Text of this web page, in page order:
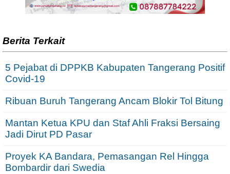
Berita Terkait
5 Pejabat di DPPKB Kabupaten Tangerang Positif
Covid-19
Ribuan Buruh Tangerang Ancam Blokir Tol Bitung
Mantan Ketua KPU dan Staf Ahli Fraksi Bersaing
Jadi Dirut PD Pasar
Proyek KA Bandara, Pemasangan Rel Hingga
Bombardir dari Swedia